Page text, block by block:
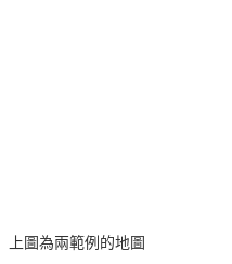
上圖為兩範例的地圖